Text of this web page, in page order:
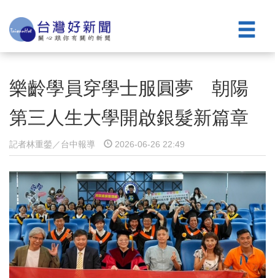
樂齡學員穿學士服圓夢 朝陽
第三人生大學開啟銀髮新篇章
記者林重鎣／台中報導 2026-06-26 22:49